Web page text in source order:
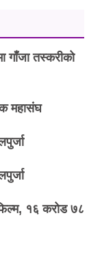
गाँजा तस्करीको
महासंघ
१६ करोड ७८